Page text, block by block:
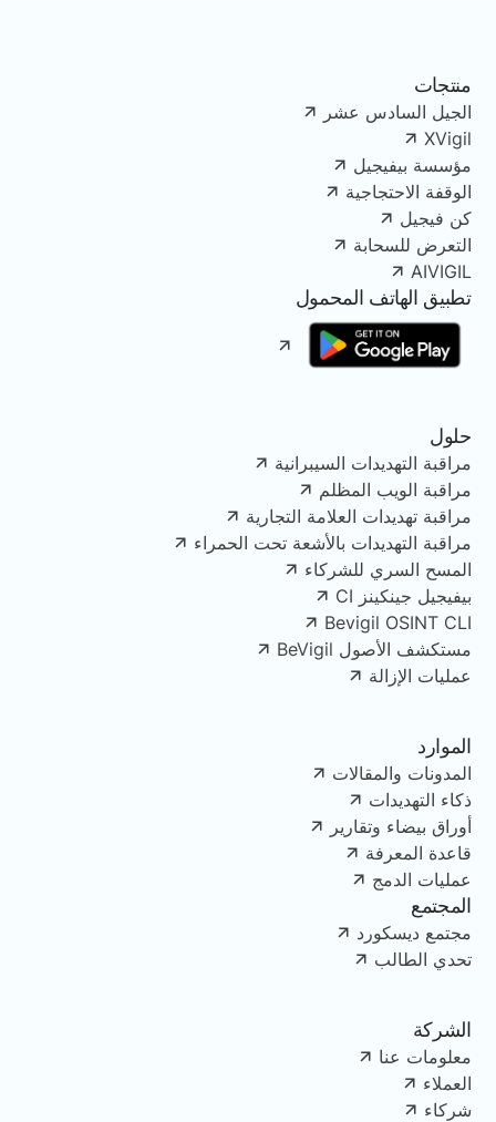
منتجات
الجيل السادس عشر
XVigil
مؤسسة بيفيجيل
الوقفة الاحتجاجية
كن فيجيل
التعرض للسحابة
AIVIGIL
تطبيق الهاتف المحمول
حلول
مراقبة التهديدات السيبرانية
مراقبة الويب المظلم
مراقبة تهديدات العلامة التجارية
مراقبة التهديدات بالأشعة تحت الحمراء
المسح السري للشركاء
بيفيجيل جينكينز CI
Bevigil OSINT CLI
مستكشف الأصول BeVigil
عمليات الإزالة
الموارد
المدونات والمقالات
ذكاء التهديدات
أوراق بيضاء وتقارير
قاعدة المعرفة
عمليات الدمج
المجتمع
مجتمع ديسكورد
تحدي الطالب
الشركة
معلومات عنا
العملاء
شركاء